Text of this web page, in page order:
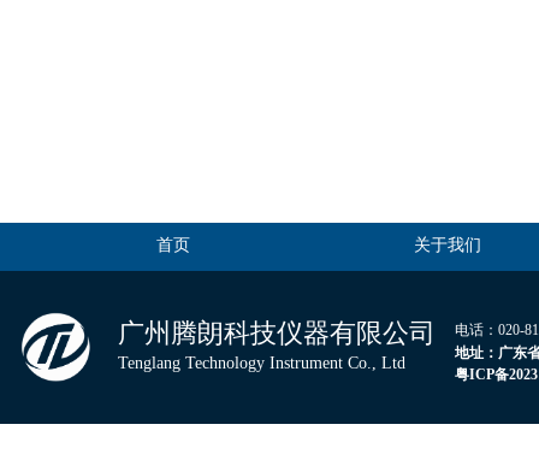
首页 关于我们
广州腾朗科技仪器有限公司
Tenglang Technology Instrument Co., Ltd
电话：
地址：广东
粤ICP备